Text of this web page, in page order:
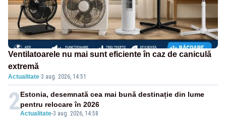
Ventilatoarele nu mai sunt eficiente în caz de caniculă
extremă
Actualitate·3 aug. 2026, 14:51
2Actualitate-3 aug. 2026, 14:58
Estonia, desemnată cea mai bună destinație din lume
pentru relocare în 2026